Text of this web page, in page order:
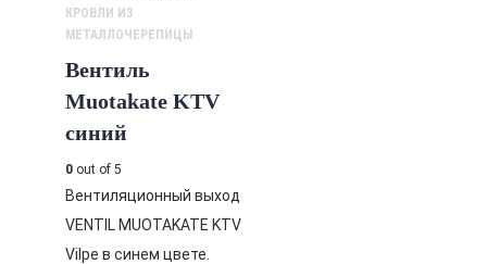
КРОВЛИ ИЗ
МЕТАЛЛОЧЕРЕПИЦЫ
Вентиль
Muotakate KTV
синий
0 out of 5
Вентиляционный выход
VENTIL MUOTAKATE KTV
Vilpe в синем цвете.